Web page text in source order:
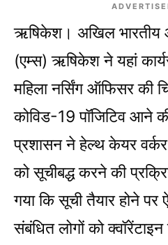
ऋषिकेश। अखिल भारतीय
(एम्स) ऋषिकेश ने यहां
महिला नर्सिंग ऑफिसर की
कोविड-19 पॉजिटिव आने
प्रशासन ने हेल्थ केयर
को सूचीबद्ध करने की
गया कि सूची तैयार होने पर
संबंधित लोगों को